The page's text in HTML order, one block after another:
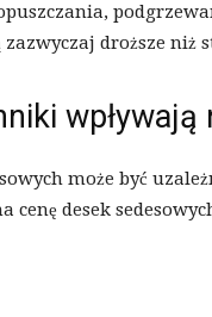
droższe niż
może być
cenę desek